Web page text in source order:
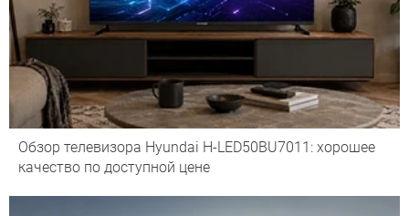
Обзор телевизора Hyundai H-LED50BU7011: хорошее
качество по доступной цене